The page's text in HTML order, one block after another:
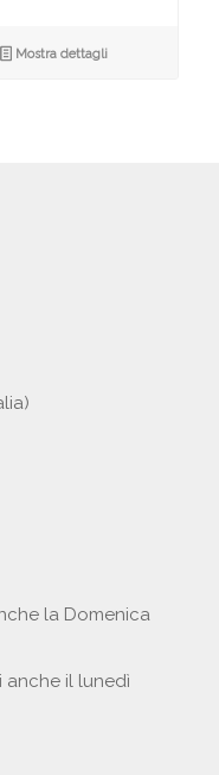
Mostra dettagli
la Domenica
anche il lunedì